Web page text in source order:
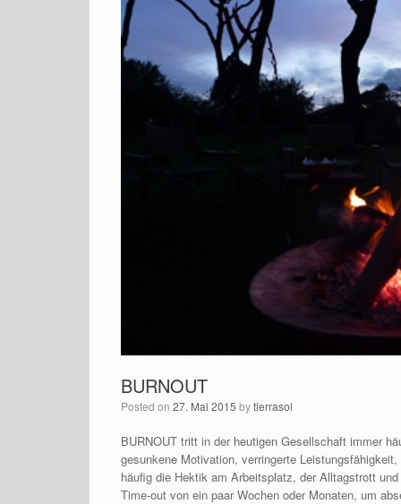
BURNOUT
Posted on 27. Mai 2015 bytierrasol
BURNOUT tritt in der heutigen Gesellschaft immer
gesunkene Motivation, verringerte
häufig die Hektik am Arbeitsplatz, der Alltagstrott
Time-out von ein paar Wochen oder Monaten, um